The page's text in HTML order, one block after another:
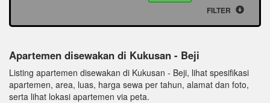
FILTER
Apartemen disewakan di Kukusan - Beji
Listing apartemen disewakan di Kukusan - Beji, lihat spesifikasi
apartemen, area, luas, harga sewa per tahun, alamat dan foto,
serta lihat lokasi apartemen via peta.